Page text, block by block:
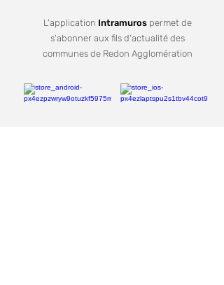
L'application Intramurospermet de
s'abonner aux fils d'actualité des
communes de Redon Agglomération